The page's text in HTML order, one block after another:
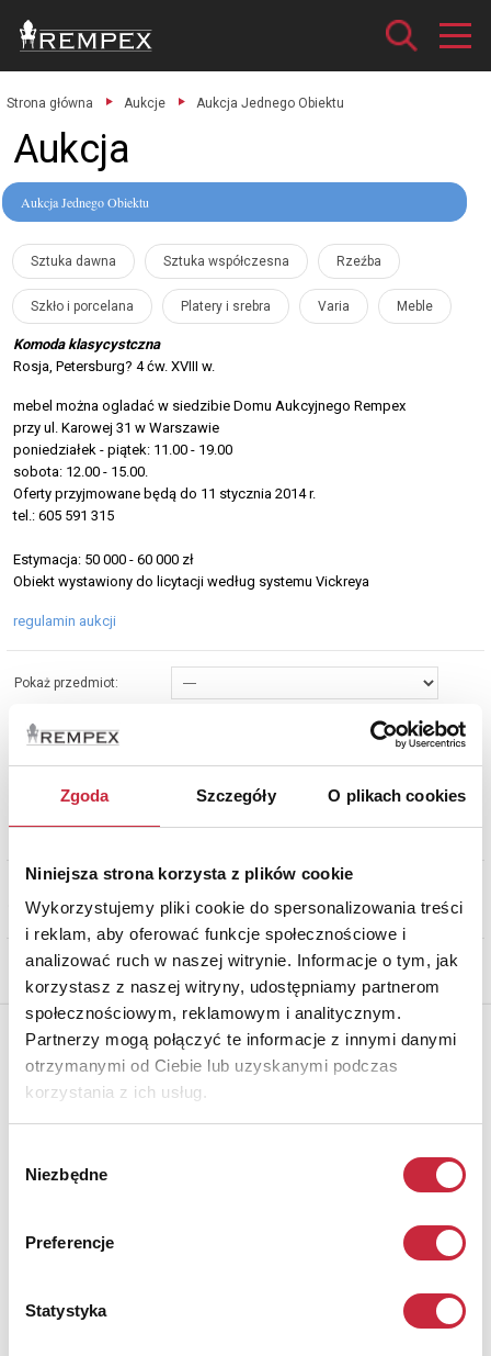
Zgoda Szczegóły O plikach cookies
Niniejsza strona korzysta z plików cookie
Wykorzystujemy pliki cookie do spersonalizowania treści
i reklam, aby oferować funkcje społecznościowe i
analizować ruch w naszej witrynie. Informacje o tym, jak
korzystasz z naszej witryny, udostępniamy partnerom
społecznościowym, reklamowym i analitycznym.
Partnerzy mogą połączyć te informacje z innymi danymi
otrzymanymi od Ciebie lub uzyskanymi podczas
korzystania z ich usług.
zgody
Niezbędne
Preferencje
Statystyka
Strona główna Aukcje Aukcja Jednego Obiektu
Aukcja
Aukcja Jednego Obiektu
Sztuka dawna Sztuka współczesna Rzeźba
Szkło i porcelana Platery i srebra Varia Meble
Komoda klasycystczna
Rosja, Petersburg? 4 ćw. XVIII w.
mebel można ogladać w siedzibie Domu Aukcyjnego Rempex
przy ul. Karowej 31 w Warszawie
poniedziałek - piątek: 11.00 - 19.00
sobota: 12.00 - 15.00.
Oferty przyjmowane będą do 11 stycznia 2014 r.
tel.: 605 591 315
Estymacja: 50 000 - 60 000 zł
Obiekt wystawiony do licytacji według systemu Vickreya
regulamin aukcji
Pokaż przedmiot:
Sortuj wg:
Oferta w mieście: